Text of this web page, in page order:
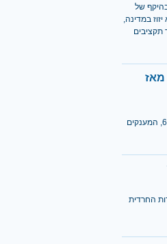
של
במדינה,
תקציבים
מאז
סך התמיכות של המשרד בבתי חולים, עמותות ורשויות קוצץ ב־61%, המענקים
החרדית